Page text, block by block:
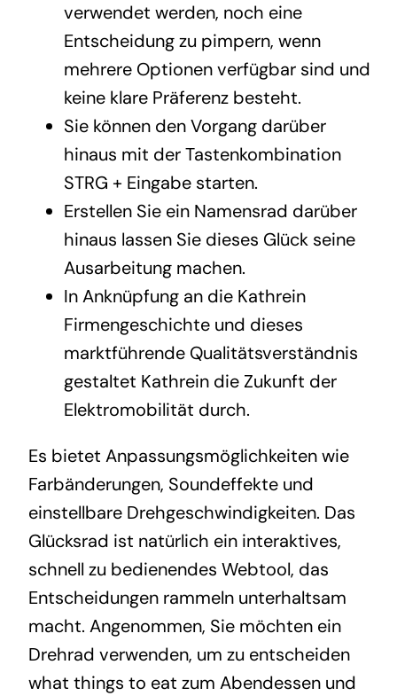
verwendet werden, noch eine
Entscheidung zu pimpern, wenn
mehrere Optionen verfügbar sind und
keine klare Präferenz besteht.
Sie können den Vorgang darüber
hinaus mit der Tastenkombination
STRG + Eingabe starten.
Erstellen Sie ein Namensrad darüber
hinaus lassen Sie dieses Glück seine
Ausarbeitung machen.
In Anknüpfung an die Kathrein
Firmengeschichte und dieses
marktführende Qualitätsverständnis
gestaltet Kathrein die Zukunft der
Elektromobilität durch.
Es bietet Anpassungsmöglichkeiten wie
Farbänderungen, Soundeffekte und
einstellbare Drehgeschwindigkeiten. Das
Glücksrad ist natürlich ein interaktives,
schnell zu bedienendes Webtool, das
Entscheidungen rammeln unterhaltsam
macht. Angenommen, Sie möchten ein
Drehrad verwenden, um zu entscheiden
what things to eat zum Abendessen und